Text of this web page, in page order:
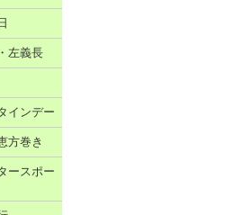
左義長
インデー
方巻き
ースポー